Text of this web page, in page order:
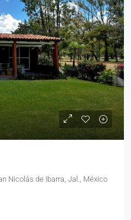
Nicolás de Ibarra, Jal., México